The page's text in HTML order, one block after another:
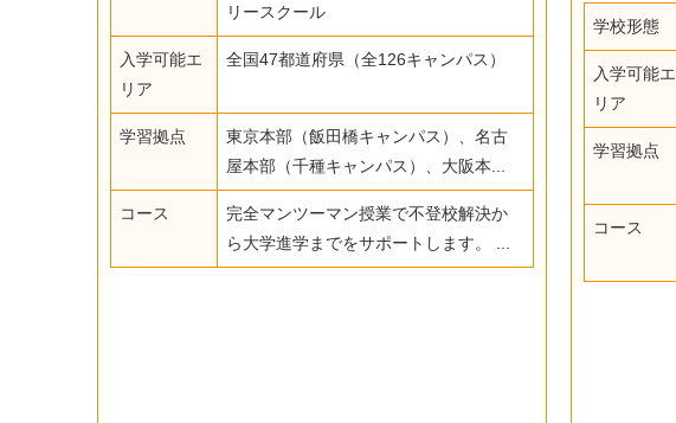
学校形態
入学可能エ
リア
学習拠点
コース
リースクール
入学可能エ
リア
全国47都道府県（全126キャンパス）
学習拠点
東京本部（飯田橋キャンパス）、名古
屋本部（千種キャンパス）、大阪本...
コース
完全マンツーマン授業で不登校解決か
ら大学進学までをサポートします。 ...